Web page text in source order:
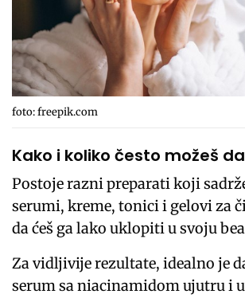
foto: freepik.com
Kako i koliko često možeš
Postoje razni preparati koji
serumi, kreme, tonici i gelovi za
da ćeš ga lako uklopiti u svoju
Za vidljivije rezultate, idealno je
serum sa niacinamidom ujutru i